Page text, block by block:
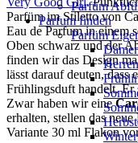
Parfüm
Parfum finden
Parfüm
Parfüm im Stiletto von
Eau de Parfum in einem
Oben schwarz und der
finden wir das Design
lässt darauf deuten, dass
Frühlingsduft handelt.
Zwar haben wir eine
erhalten, stellen das
Variante 30 ml Flakon